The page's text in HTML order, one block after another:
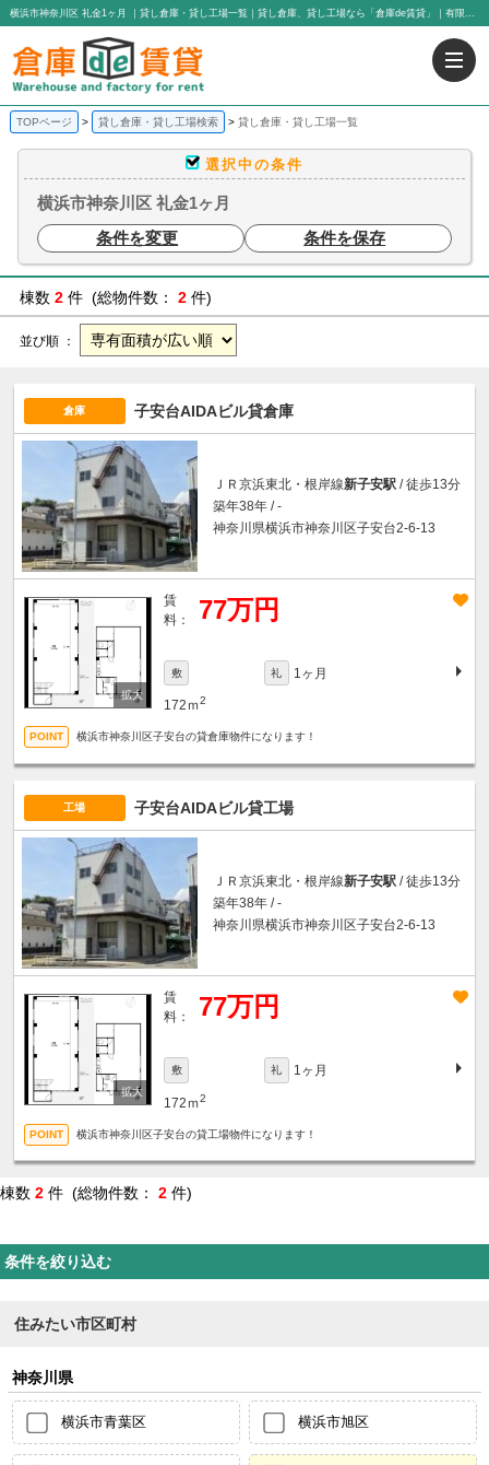
横浜市神奈川区 礼金1ヶ月 ｜貸し倉庫・貸し工場一覧｜貸し倉庫、貸し工場なら「倉庫de賃貸」｜有限会社アイエヌジー・トゥエンティーワン
TOPページ 貸し倉庫・貸し工場検索 貸し倉庫・貸し工場一覧
選択中の条件
横浜市神奈川区 礼金1ヶ月
条件を変更
条件を保存
棟数 2 件 (総物件数： 2 件)
並び順 ：
倉庫 子安台AIDAビル貸倉庫
ＪＲ京浜東北・根岸線新子安駅 / 徒歩13分
築年38年 / -
神奈川県横浜市神奈川区子安台2-6-13
賃
料：
77万円
敷 礼 1ヶ月
172ｍ2
横浜市神奈川区子安台の貸倉庫物件になります！
工場 子安台AIDAビル貸工場
ＪＲ京浜東北・根岸線新子安駅 / 徒歩13分
築年38年 / -
神奈川県横浜市神奈川区子安台2-6-13
賃
料：
77万円
敷 礼 1ヶ月
172ｍ2
横浜市神奈川区子安台の貸工場物件になります！
棟数 2 件 (総物件数： 2 件)
条件を絞り込む
住みたい市区町村
神奈川県
横浜市青葉区 横浜市旭区